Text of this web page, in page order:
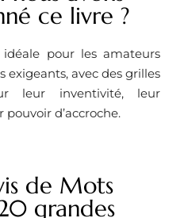
ce livre ?
idéale pour les amateurs
exigeants, avec des grilles
leur inventivité, leur
d’accroche.
de Mots
grandes